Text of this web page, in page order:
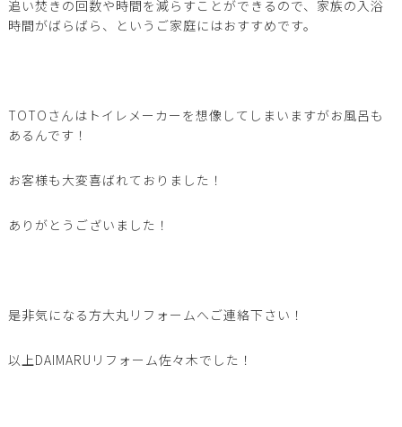
追い焚きの回数や時間を減らすことができるので、家族の入浴
時間がばらばら、というご家庭にはおすすめです。
TOTOさんはトイレメーカーを想像してしまいますがお風呂も
あるんです！
お客様も大変喜ばれておりました！
ありがとうございました！
是非気になる方大丸リフォームへご連絡下さい！
以上DAIMARUリフォーム佐々木でした！